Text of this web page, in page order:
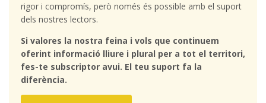
rigor i compromís, però només és possible amb el suport
dels nostres lectors.
Si valores la nostra feina i vols que continuem
oferint informació lliure i plural per a tot el territori,
fes-te subscriptor avui. El teu suport fa la
diferència.